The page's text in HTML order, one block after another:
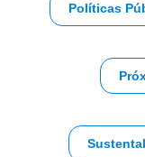
Políticas